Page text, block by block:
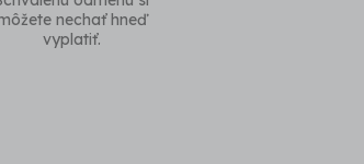
nechať hneď
vyplatiť.